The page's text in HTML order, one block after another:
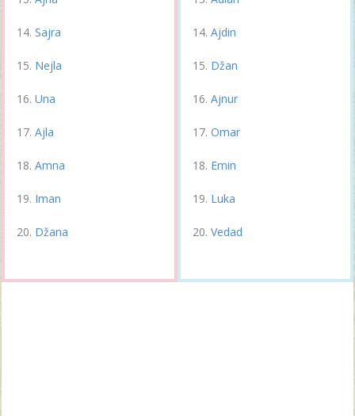
Sajra
Nejla
Una
Ajla
Amna
Iman
Džana
Ajdin
Džan
Ajnur
Omar
Emin
Luka
Vedad